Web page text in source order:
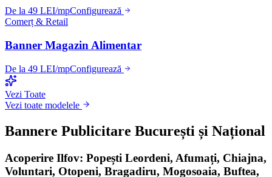
De la 49 LEI/mpConfigurează
Comerț & Retail
Banner Magazin Alimentar
De la 49 LEI/mpConfigurează
Vezi Toate
Vezi toate modelele
Bannere Publicitare București și Național
Acoperire Ilfov: Popești Leordeni, Afumați, Chiajna,
Voluntari, Otopeni, Bragadiru, Mogosoaia, Buftea,